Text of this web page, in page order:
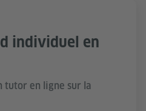
individuel en
tutor en ligne sur la